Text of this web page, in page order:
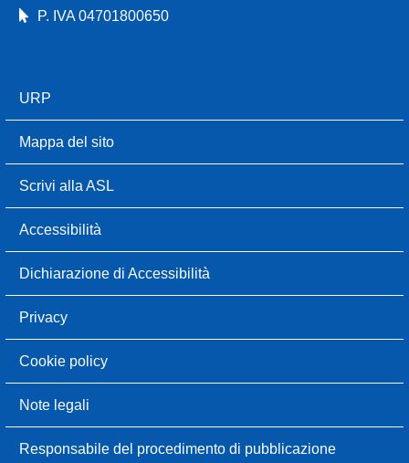
P. IVA 04701800650
URP
Mappa del sito
Scrivi alla ASL
Accessibilità
Dichiarazione di Accessibilità
Privacy
Cookie policy
Note legali
Responsabile del procedimento di pubblicazione